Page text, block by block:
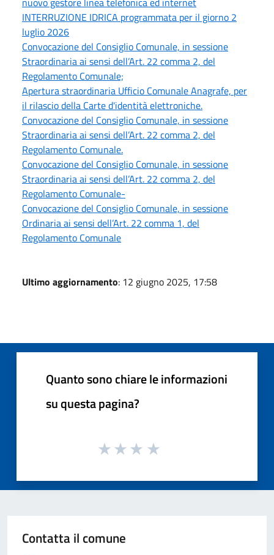
INTERRUZIONE IDRICA programmata per il giorno 2
luglio 2026
Convocazione del Consiglio Comunale, in sessione
Straordinaria ai sensi dell’Art. 22 comma 2, del
Regolamento Comunale;
Apertura straordinaria Ufficio Comunale Anagrafe, per
il rilascio della Carte d'identità elettroniche.
Convocazione del Consiglio Comunale, in sessione
Straordinaria ai sensi dell’Art. 22 comma 2, del
Regolamento Comunale.
Convocazione del Consiglio Comunale, in sessione
Straordinaria ai sensi dell’Art. 22 comma 2, del
Regolamento Comunale-
Convocazione del Consiglio Comunale, in sessione
Ordinaria ai sensi dell’Art. 22 comma 1, del
Regolamento Comunale
Ultimo aggiornamento: 12 giugno 2025, 17:58
Quanto sono chiare le informazioni
su questa pagina?
Contatta il comune